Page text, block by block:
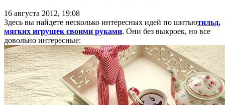
16 августа 2012, 19:08
Здесь вы найдете несколько интересных идей по шитьютильд,
мягких игрушек своими руками. Они без выкроек, но все
довольно интересные: